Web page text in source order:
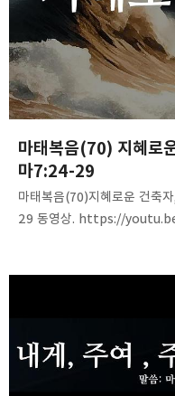
마태복음(70) 지혜로
마7:24-29
마태복음(70)지혜로운 건축
29 동영상. https://